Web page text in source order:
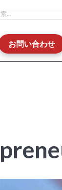
お問い合わせ